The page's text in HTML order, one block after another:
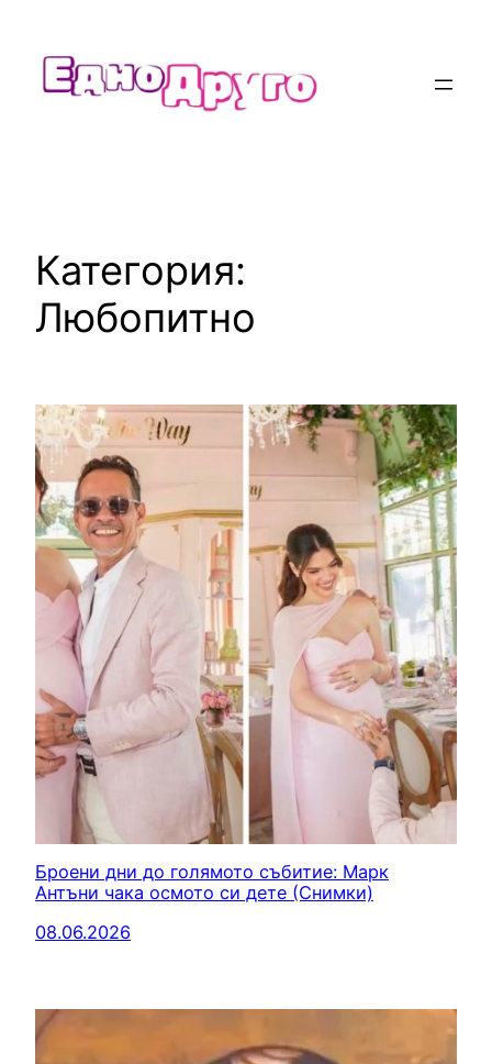
съдържанието
Категория:
Любопитно
Броени дни до голямото събитие: Марк
Антъни чака осмото си дете (Снимки)
08.06.2026